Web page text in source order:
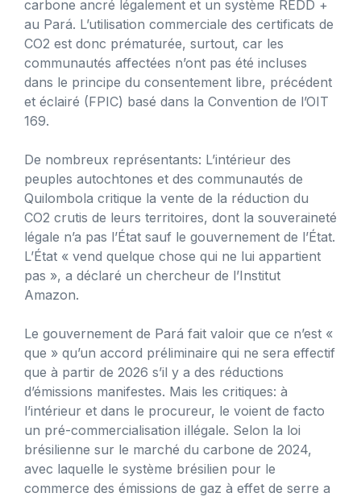
carbone ancré légalement et un système REDD +
au Pará. L’utilisation commerciale des certificats de
CO2 est donc prématurée, surtout, car les
communautés affectées n’ont pas été incluses
dans le principe du consentement libre, précédent
et éclairé (FPIC) basé dans la Convention de l’OIT
169.
De nombreux représentants: L’intérieur des
peuples autochtones et des communautés de
Quilombola critique la vente de la réduction du
CO2 crutis de leurs territoires, dont la souveraineté
légale n’a pas l’État sauf le gouvernement de l’État.
L’État « vend quelque chose qui ne lui appartient
pas », a déclaré un chercheur de l’Institut
Amazon.
Le gouvernement de Pará fait valoir que ce n’est «
que » qu’un accord préliminaire qui ne sera effectif
que à partir de 2026 s’il y a des réductions
d’émissions manifestes. Mais les critiques: à
l’intérieur et dans le procureur, le voient de facto
un pré-commercialisation illégale. Selon la loi
brésilienne sur le marché du carbone de 2024,
avec laquelle le système brésilien pour le
commerce des émissions de gaz à effet de serre a